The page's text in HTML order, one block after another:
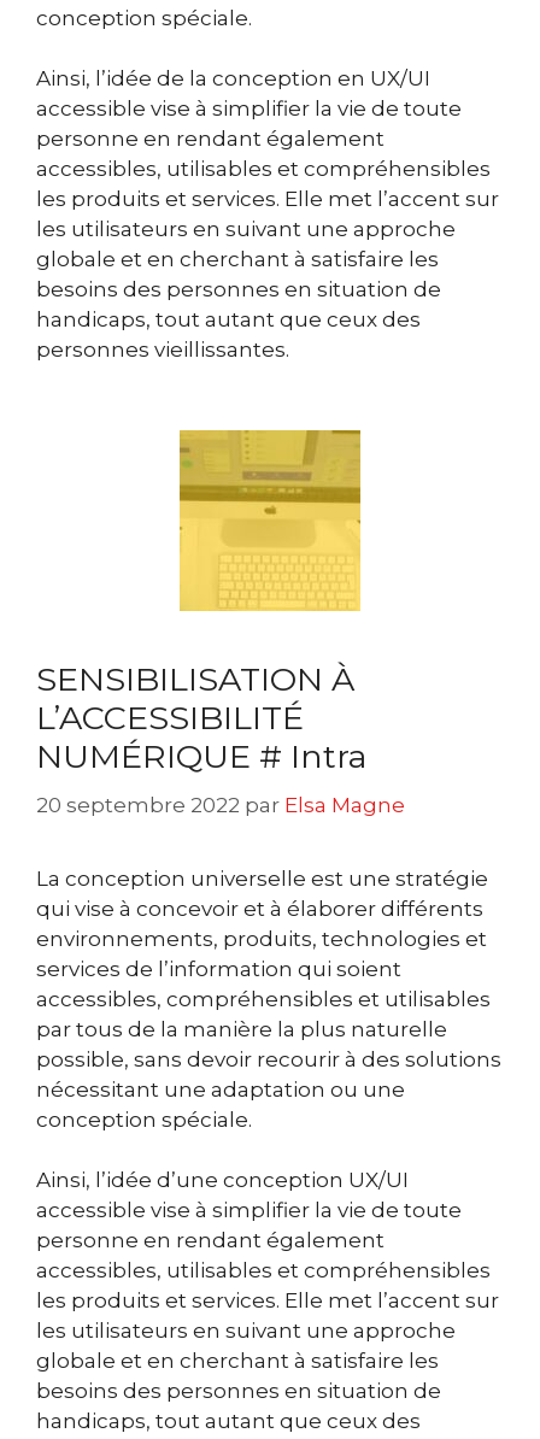
conception spéciale.
Ainsi, l’idée de la conception en UX/UI
accessible vise à simplifier la vie de toute
personne en rendant également
accessibles, utilisables et compréhensibles
les produits et services. Elle met l’accent sur
les utilisateurs en suivant une approche
globale et en cherchant à satisfaire les
besoins des personnes en situation de
handicaps, tout autant que ceux des
personnes vieillissantes.
SENSIBILISATION À
L’ACCESSIBILITÉ
NUMÉRIQUE # Intra
20 septembre 2022 par Elsa Magne
La conception universelle est une stratégie
qui vise à concevoir et à élaborer différents
environnements, produits, technologies et
services de l’information qui soient
accessibles, compréhensibles et utilisables
par tous de la manière la plus naturelle
possible, sans devoir recourir à des solutions
nécessitant une adaptation ou une
conception spéciale.
Ainsi, l’idée d’une conception UX/UI
accessible vise à simplifier la vie de toute
personne en rendant également
accessibles, utilisables et compréhensibles
les produits et services. Elle met l’accent sur
les utilisateurs en suivant une approche
globale et en cherchant à satisfaire les
besoins des personnes en situation de
handicaps, tout autant que ceux des